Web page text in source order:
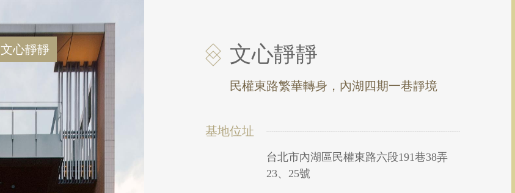
文心靜靜 文心靜靜
民權東路繁華轉身，內湖四期一巷靜境
基地位址
台北市內湖區民權東路六段191巷38弄
23、25號